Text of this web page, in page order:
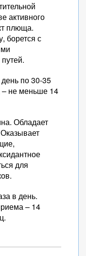
активного
плюща.
борется с
по 30-35
– не меньше 14
Обладает
для
в день.
– 14